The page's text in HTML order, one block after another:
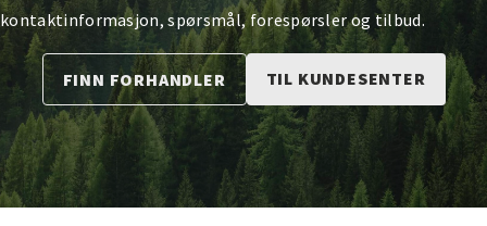
kontaktinformasjon, spørsmål, forespørsler og tilbud.
FINN FORHANDLER TIL KUNDESENTER